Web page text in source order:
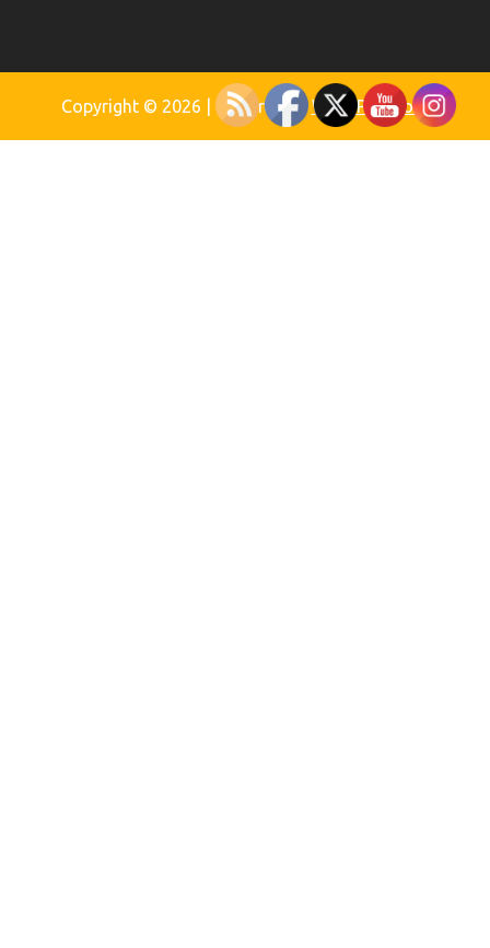
Copyright © 2026 | Powered byWordPress.org